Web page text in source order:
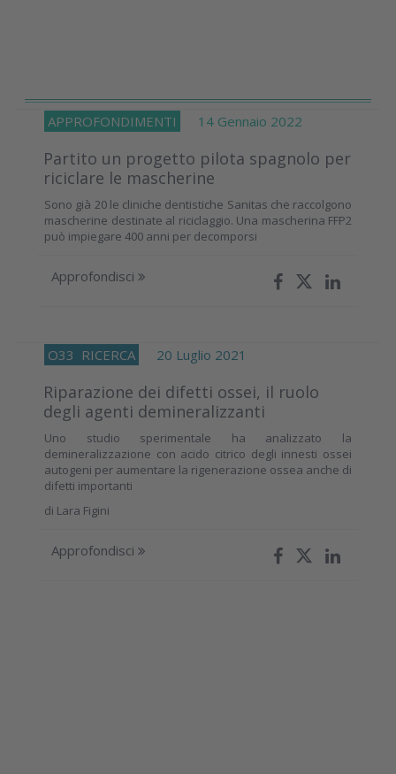
APPROFONDIMENTI 14 Gennaio 2022
Partito un progetto pilota spagnolo per
riciclare le mascherine
Sono già 20 le cliniche dentistiche Sanitas che raccolgono
mascherine destinate al riciclaggio. Una mascherina FFP2
può impiegare 400 anni per decomporsi
Approfondisci
O33 RICERCA 20 Luglio 2021
Riparazione dei difetti ossei, il ruolo
degli agenti demineralizzanti
Uno studio sperimentale ha analizzato la
demineralizzazione con acido citrico degli innesti ossei
autogeni per aumentare la rigenerazione ossea anche di
difetti importanti
di Lara Figini
Approfondisci